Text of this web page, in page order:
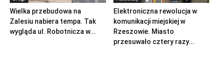
Wielka przebudowa na
Zalesiu nabiera tempa. Tak
wygląda ul. Robotnicza w...
Elektroniczna rewolucja w
komunikacji miejskiej w
Rzeszowie. Miasto
przesuwało cztery razy...